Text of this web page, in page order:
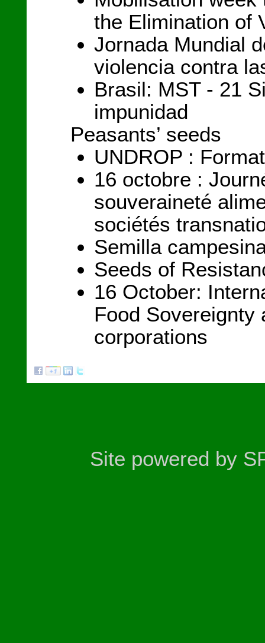
the Elimination of
Jornada Mundial
violencia contra
Brasil: MST - 21
impunidad
Peasants’ seeds
UNDROP :
16 octobre :
souveraineté
sociétés
Semilla
Seeds of
16 October:
Food Sovereignty
corporations
Site powered by